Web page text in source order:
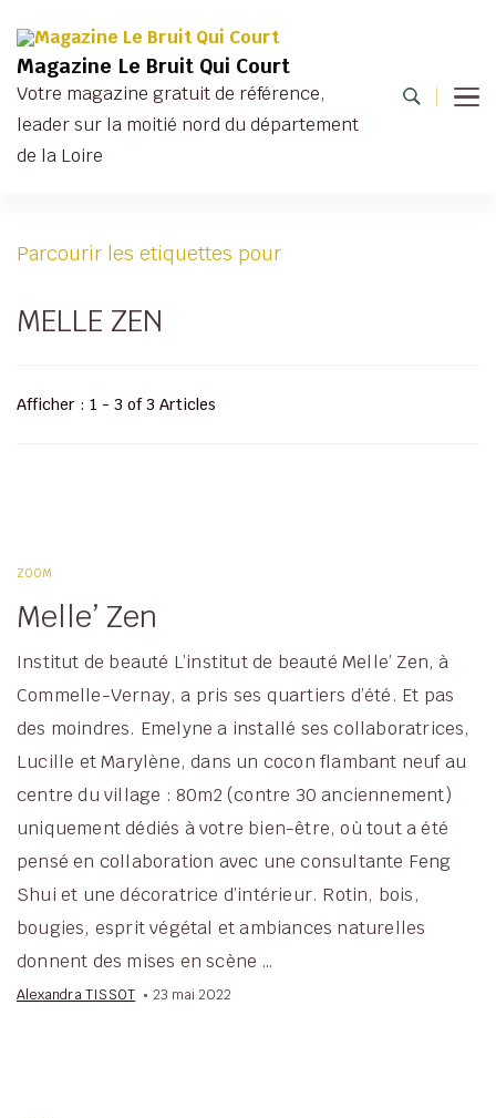
Magazine Le Bruit Qui Court
Votre magazine gratuit de référence,
leader sur la moitié nord du département
de la Loire
Parcourir les etiquettes pour
MELLE ZEN
Afficher : 1 - 3 of 3 Articles
ZOOM
Melle’ Zen
Institut de beauté L’institut de beauté Melle’ Zen, à
Commelle-Vernay, a pris ses quartiers d’été. Et pas
des moindres. Emelyne a installé ses collaboratrices,
Lucille et Marylène, dans un cocon flambant neuf au
centre du village : 80m2 (contre 30 anciennement)
uniquement dédiés à votre bien-être, où tout a été
pensé en collaboration avec une consultante Feng
Shui et une décoratrice d’intérieur. Rotin, bois,
bougies, esprit végétal et ambiances naturelles
donnent des mises en scène …
Alexandra TISSOT 23 mai 2022